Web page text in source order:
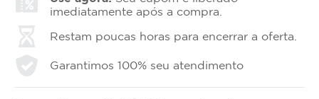
imediatamente após a compra.
Restam poucas horas para encerrar a oferta.
Garantimos 100% seu atendimento